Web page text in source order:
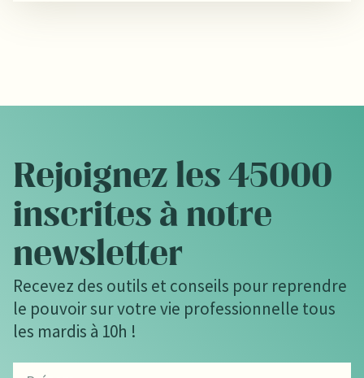
Rejoignez les 45000
inscrites à notre
newsletter
Recevez des outils et conseils pour reprendre
le pouvoir sur votre vie professionnelle tous
les mardis à 10h !